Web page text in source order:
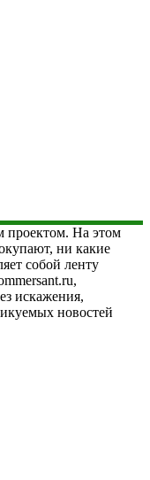
проектом. На этом
ни какие
собой ленту
искажения,
новостей